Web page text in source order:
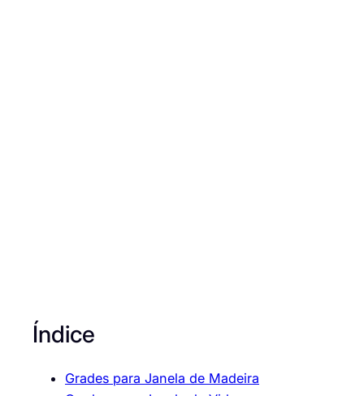
Índice
Grades para Janela de Madeira